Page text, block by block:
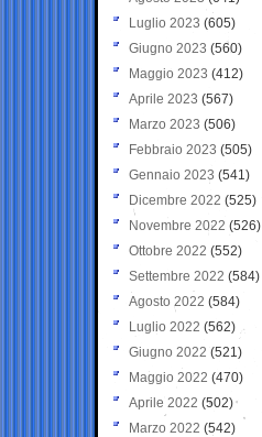
Luglio 2023 (605)
Giugno 2023 (560)
Maggio 2023 (412)
Aprile 2023 (567)
Marzo 2023 (506)
Febbraio 2023 (505)
Gennaio 2023 (541)
Dicembre 2022 (525)
Novembre 2022 (526)
Ottobre 2022 (552)
Settembre 2022 (584)
Agosto 2022 (584)
Luglio 2022 (562)
Giugno 2022 (521)
Maggio 2022 (470)
Aprile 2022 (502)
Marzo 2022 (542)